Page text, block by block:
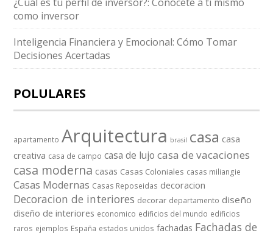
como inversor
Inteligencia Financiera y Emocional: Cómo Tomar
Decisiones Acertadas
POLULARES
apartamento Arquitectura brasil casa casa
creativa casa de campo casa de lujo casa de vacaciones
casa moderna casas Casas Coloniales casas miliangie
Casas Modernas Casas Reposeidas decoracion
Decoracion de interiores decorar departamento diseño
diseño de interiores economico edificios del mundo edificios
raros ejemplos España estados unidos fachadas Fachadas de